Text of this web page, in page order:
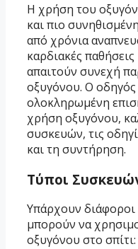
Η χρήση του
και πιο
από χρόνια
καρδιακές
απαιτούν συνεχή
οξυγόνου. Ο οδηγός
ολοκληρωμένη
χρήση οξυγόνου,
συσκευών, τις
και τη συντήρηση.
Τύποι
Υπάρχουν
μπορούν να
οξυγόνου στο σπίτι: